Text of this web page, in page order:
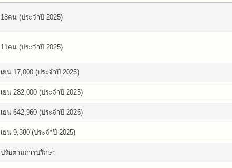
18คน (ประจำปี 2025)
11คน (ประจำปี 2025)
เยน 17,000 (ประจำปี 2025)
เยน 282,000 (ประจำปี 2025)
เยน 642,960 (ประจำปี 2025)
เยน 9,380 (ประจำปี 2025)
ปรับตามการปรึกษา